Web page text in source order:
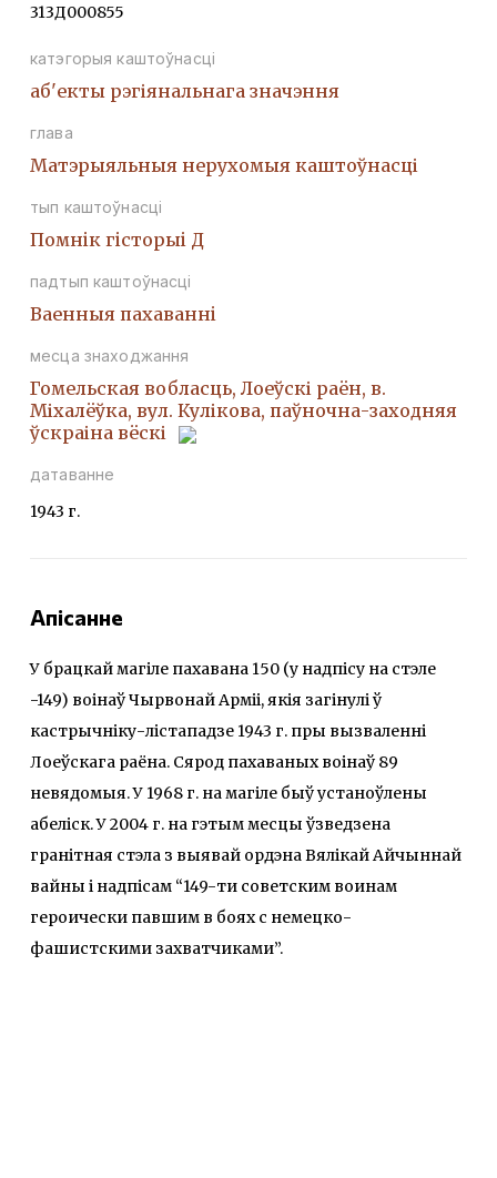
313Д000855
катэгорыя каштоўнасці
аб'екты рэгіянальнага значэння
глава
Матэрыяльныя нерухомыя каштоўнасці
тып каштоўнасці
Помнiк гiсторыi Д
падтып каштоўнасці
Ваенныя пахаваннi
месца знаходжання
Гомельская вобласць, Лоеўскі раён, в.
Міхалёўка, вул. Кулікова, паўночна-заходняя
ўскраіна вёскі
датаванне
1943 г.
Апісанне
У брацкай магіле пахавана 150 (у надпісу на стэле
-149) воінаў Чырвонай Арміі, якія загінулі ў
кастрычніку-лістападзе 1943 г. пры вызваленні
Лоеўскага раёна. Сярод пахаваных воінаў 89
невядомыя. У 1968 г. на магіле быў устаноўлены
абеліск. У 2004 г. на гэтым месцы ўзведзена
гранітная стэла з выявай ордэна Вялікай Айчыннай
вайны і надпісам “149-ти советским воинам
героически павшим в боях с немецко-
фашистскими захватчиками”.